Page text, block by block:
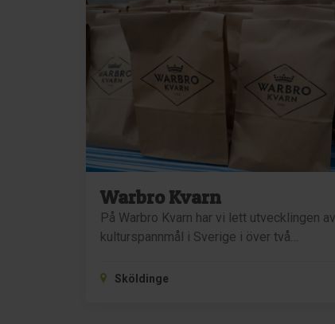
Warbro Kvarn
På Warbro Kvarn har vi lett utvecklingen av
kulturspannmål i Sverige i över två…
Sköldinge